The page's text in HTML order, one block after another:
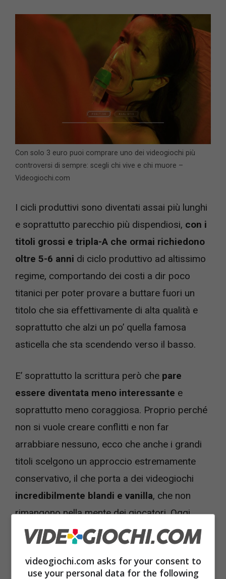
Con solo 3 euro puoi comprare uno dei videogiochi più
controversi di sempre: scegli chi vive e chi muore –
Videogiochi.com
I cicli produttivi sono diventati assai più lunghi
e soprattutto parecchio più dispendiosi, con i
titoli grossi e tripla-A che ormai richiedono
oltre 5-6 anni di ciclo produttivo ad altissimo
regime, comportando dei costi a dir poco
titanici per poter provare a buttare fuori un
titolo che sia effettivamente di alta qualità e
soprattutto che alzi un po’ quella famosa
asticella che sta scendendo verso il basso.
E’ soprattutto la scrittura però che pare
essere diventata meno interessante e
soprattutto meno coraggiosa. Proprio perché
non si vuole creare conflitti e non far
arrabbiare nessuno, ecco che anche i grandi
titoli scelgono un approccio estremamente
conservativo, il che porta a dei videogiochi
incredibilmente blandi e vanilla, che non
rimangono nella mente dei giocatori. Oggi
invece vi segnaliamo un titolo molto
particolare che di coraggio ne ha parecchio.
videogiochi.com asks for your consent to
use your personal data for the following